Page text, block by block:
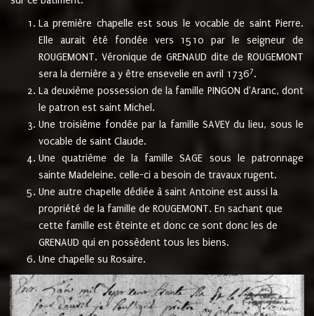
La première chapelle est sous le vocable de saint Pierre.
Elle aurait été fondée vers 1510 par le seigneur de
ROUGEMONT. Véronique de GRENAUD dite de ROUGEMONT
sera la dernière a y être ensevelie en avril 17367.
La deuxième possession de la famille PINGON d'Aranc, dont
le patron est saint Michel.
Une troisième fondée par la famille SAVEY du lieu, sous le
vocable de saint Claude.
Une quatrième de la famille SAGE sous le patronnage
sainte Madeleine. celle-ci a besoin de travaux rugent.
Une autre chapelle dédiée à saint Antoine est aussi la
propriété de la famille de ROUGEMONT. En sachant que
cette famille est éteinte et donc ce sont donc les de
GRENAUD qui en possèdent tous les biens.
Une chapelle su Rosaire.